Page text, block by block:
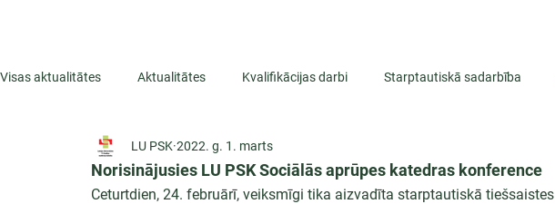
Visas aktualitātes Aktualitātes Kvalifikācijas darbi Starptautiskā sadarbība
ESF projekti Iepazīsti profesiju
Norisinājusies LU PSK Sociālās aprūpes katedras konference
LU PSK 2022. g. 1. marts
Ceturtdien, 24. februārī, veiksmīgi tika aizvadīta starptautiskā tiešsaistes